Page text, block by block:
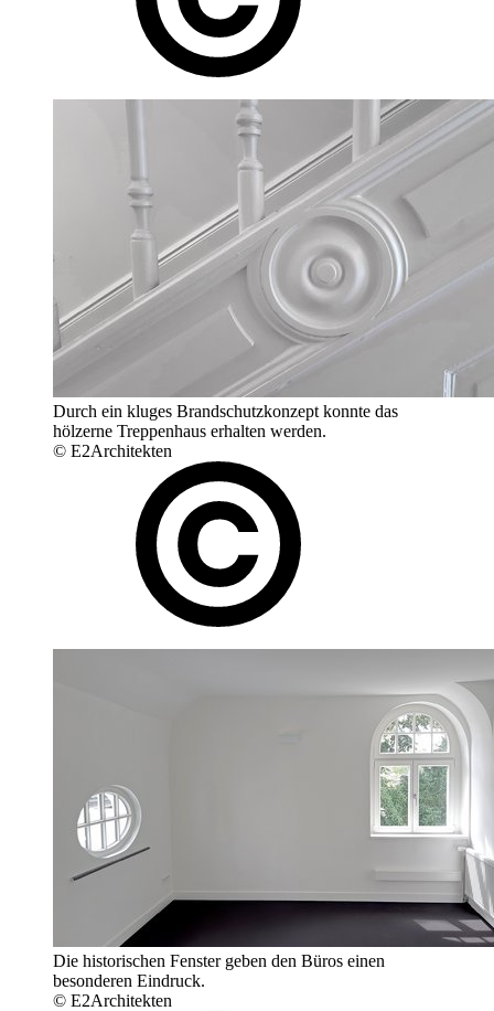
Durch ein kluges Brandschutzkonzept konnte das
hölzerne Treppenhaus erhalten werden.
© E2Architekten
Die historischen Fenster geben den Büros einen
besonderen Eindruck.
© E2Architekten